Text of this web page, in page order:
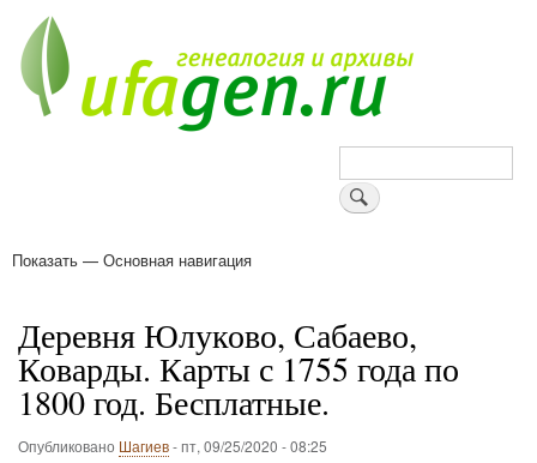
основному
содержанию
Поиск
Основная
Показать — Основная навигация
Деревня Юлуково, Сабаево,
Коварды. Карты с 1755 года по
1800 год. Бесплатные.
Опубликовано Шагиев-пт, 09/25/2020 - 08:25